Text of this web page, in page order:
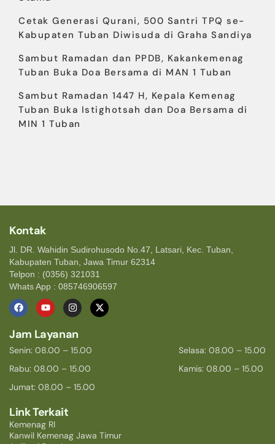
Cetak Generasi Qurani, 500 Santri TPQ se-
Kabupaten Tuban Diwisuda di Graha Sandiya
Sambut Ramadan dan PPDB, Kakankemenag
Tuban Buka Doa Bersama di MAN 1 Tuban
Sambut Ramadan 1447 H, Kepala Kemenag
Tuban Buka Istighotsah dan Doa Bersama di
MIN 1 Tuban
Kontak
Jl. DR. Wahidin Sudirohusodo No.47, Latsari, Kec. Tuban,
Kabupaten Tuban, Jawa Timur 62314
Telpon : (0356) 321031
Whats App : 085746906597
Jam Layanan
Senin: 08.00 – 15.00
Rabu: 08.00 – 15.00
Jumat: 08.00 – 15.00
Selasa: 08.00 – 15.00
Kamis: 08.00 – 15.00
Link Terkait
Kemenag RI
Kanwil Kemenag Jawa Timur